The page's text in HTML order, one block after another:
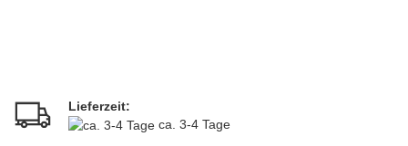
Lieferzeit:
ca. 3-4 Tage